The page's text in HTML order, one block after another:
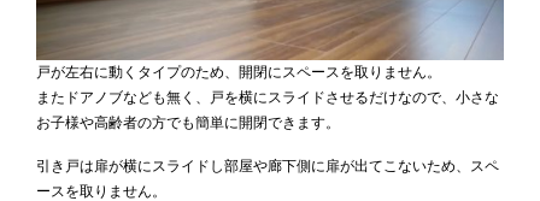
戸が左右に動くタイプのため、開閉にスペースを取りません。
またドアノブなども無く、戸を横にスライドさせるだけなので、小さな
お子様や高齢者の方でも簡単に開閉できます。
引き戸は扉が横にスライドし部屋や廊下側に扉が出てこないため、スペ
ースを取りません。